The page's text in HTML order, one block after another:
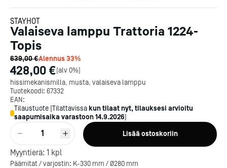
STAYHOT
Valaiseva lamppu Trattoria 1224-
Topis
639,00 €Alennus33%
428,00 €[alv 0%]
hissimekanismilla, musta, valaiseva lamppu
Tuotekoodi: 67332
EAN:
Tilaustuote [Tilattavissa kun tilaat nyt, tilauksesi arvioitu
saapumisaika varastoon14.9.2026]
1 Lisää ostoskoriin
Myyntierä: 1 kpl
Päämitat / varjostin: K-330 mm / Ø280 mm